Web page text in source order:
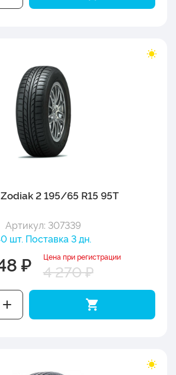
2 195/65 R15 95T
Артикул: 307339
шт. Поставка 3 дн.
₽ Цена при регистрации
4 270 ₽